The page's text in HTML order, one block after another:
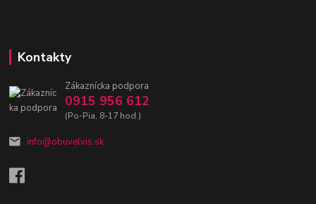
Kontakty
Zákaznícka podpora
0915 956 612
(Po-Pia, 8-17 hod.)
info@obuvelvis.sk